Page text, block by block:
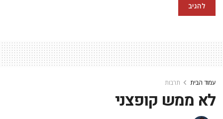
עמוד הבית תרבות
לא ממש קופצני